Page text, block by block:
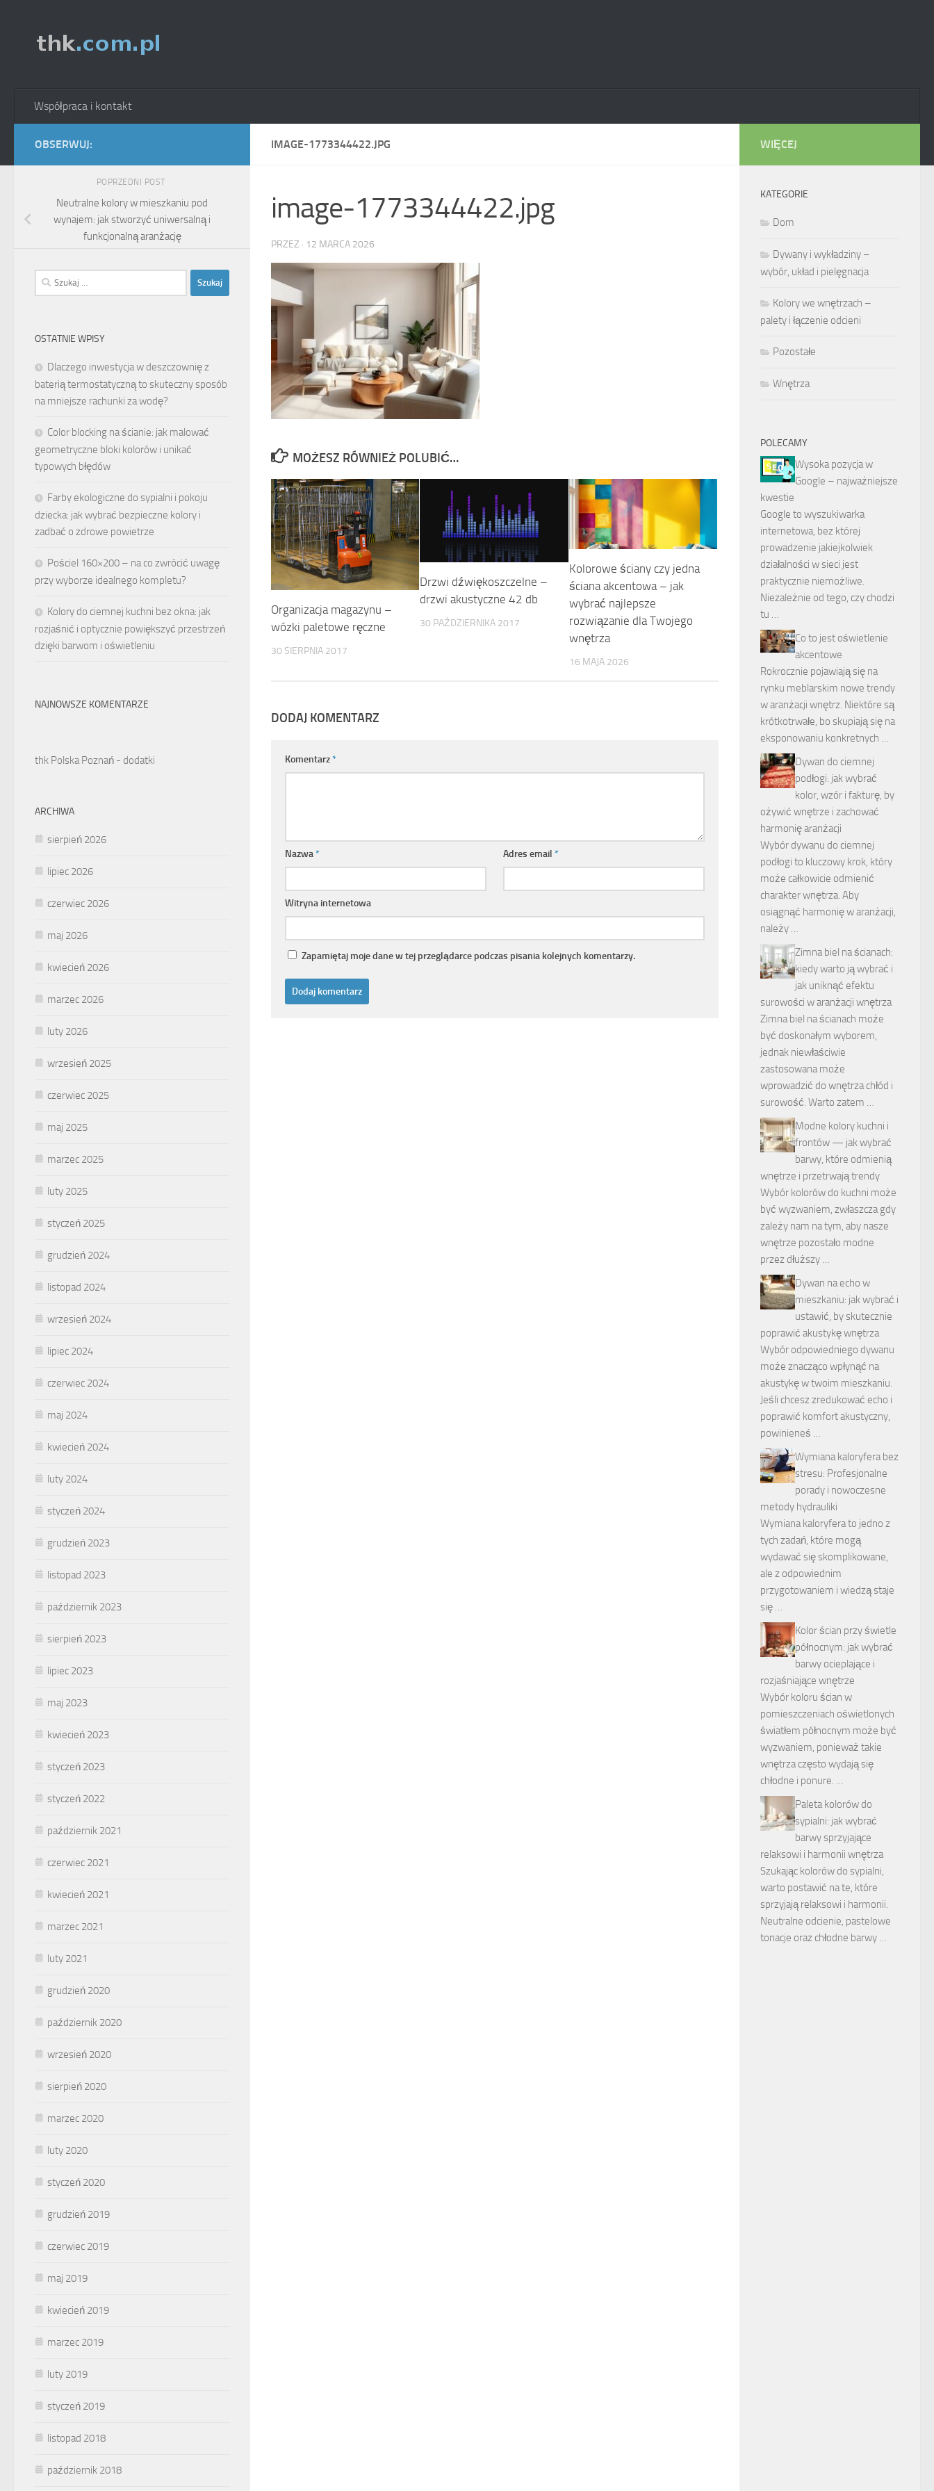
Współpraca i kontakt
IMAGE-1773344422.JPG
image-1773344422.jpg
PRZEZ · 12 MARCA 2026
MOŻESZ RÓWNIEŻ POLUBIĆ…
Organizacja magazynu –
wózki paletowe ręczne
30 SIERPNIA 2017
Drzwi dźwiękoszczelne –
drzwi akustyczne 42 db
30 PAŹDZIERNIKA 2017
Kolorowe ściany czy jedna
ściana akcentowa – jak
wybrać najlepsze
rozwiązanie dla Twojego
wnętrza
16 MAJA 2026
DODAJ KOMENTARZ
Komentarz*
Nazwa* Adres email*
Witryna internetowa
Zapamiętaj moje dane w tej przeglądarce podczas pisania kolejnych komentarzy.
OBSERWUJ:
POPRZEDNI POST
Neutralne kolory w mieszkaniu pod
wynajem: jak stworzyć uniwersalną i
funkcjonalną aranżację
Szukaj:
OSTATNIE WPISY
Dlaczego inwestycja w deszczownię z
baterią termostatyczną to skuteczny sposób
na mniejsze rachunki za wodę?
Color blocking na ścianie: jak malować
geometryczne bloki kolorów i unikać
typowych błędów
Farby ekologiczne do sypialni i pokoju
dziecka: jak wybrać bezpieczne kolory i
zadbać o zdrowe powietrze
Pościel 160×200 – na co zwrócić uwagę
przy wyborze idealnego kompletu?
Kolory do ciemnej kuchni bez okna: jak
rozjaśnić i optycznie powiększyć przestrzeń
dzięki barwom i oświetleniu
NAJNOWSZE KOMENTARZE
thk Polska Poznań - dodatki
ARCHIWA
sierpień 2026
lipiec 2026
czerwiec 2026
maj 2026
kwiecień 2026
marzec 2026
luty 2026
wrzesień 2025
czerwiec 2025
maj 2025
marzec 2025
luty 2025
styczeń 2025
grudzień 2024
listopad 2024
wrzesień 2024
lipiec 2024
czerwiec 2024
maj 2024
kwiecień 2024
luty 2024
styczeń 2024
grudzień 2023
listopad 2023
październik 2023
sierpień 2023
lipiec 2023
maj 2023
kwiecień 2023
styczeń 2023
styczeń 2022
październik 2021
czerwiec 2021
kwiecień 2021
marzec 2021
luty 2021
grudzień 2020
październik 2020
wrzesień 2020
sierpień 2020
marzec 2020
luty 2020
styczeń 2020
grudzień 2019
czerwiec 2019
maj 2019
kwiecień 2019
marzec 2019
luty 2019
styczeń 2019
listopad 2018
październik 2018
WIĘCEJ
KATEGORIE
Dom
Dywany i wykładziny –
wybór, układ i pielęgnacja
Kolory we wnętrzach –
palety i łączenie odcieni
Pozostałe
Wnętrza
POLECAMY
Wysoka pozycja w
Google – najważniejsze
kwestie
Google to wyszukiwarka
internetowa, bez której
prowadzenie jakiejkolwiek
działalności w sieci jest
praktycznie niemożliwe.
Niezależnie od tego, czy chodzi
tu …
Co to jest oświetlenie
akcentowe
Rokrocznie pojawiają się na
rynku meblarskim nowe trendy
w aranżacji wnętrz. Niektóre są
krótkotrwałe, bo skupiają się na
eksponowaniu konkretnych …
Dywan do ciemnej
podłogi: jak wybrać
kolor, wzór i fakturę, by
ożywić wnętrze i zachować
harmonię aranżacji
Wybór dywanu do ciemnej
podłogi to kluczowy krok, który
może całkowicie odmienić
charakter wnętrza. Aby
osiągnąć harmonię w aranżacji,
należy …
Zimna biel na ścianach:
kiedy warto ją wybrać i
jak uniknąć efektu
surowości w aranżacji wnętrza
Zimna biel na ścianach może
być doskonałym wyborem,
jednak niewłaściwie
zastosowana może
wprowadzić do wnętrza chłód i
surowość. Warto zatem …
Modne kolory kuchni i
frontów — jak wybrać
barwy, które odmienią
wnętrze i przetrwają trendy
Wybór kolorów do kuchni może
być wyzwaniem, zwłaszcza gdy
zależy nam na tym, aby nasze
wnętrze pozostało modne
przez dłuższy …
Dywan na echo w
mieszkaniu: jak wybrać i
ustawić, by skutecznie
poprawić akustykę wnętrza
Wybór odpowiedniego dywanu
może znacząco wpłynąć na
akustykę w twoim mieszkaniu.
Jeśli chcesz zredukować echo i
poprawić komfort akustyczny,
powinieneś …
Wymiana kaloryfera bez
stresu: Profesjonalne
porady i nowoczesne
metody hydrauliki
Wymiana kaloryfera to jedno z
tych zadań, które mogą
wydawać się skomplikowane,
ale z odpowiednim
przygotowaniem i wiedzą staje
się …
Kolor ścian przy świetle
północnym: jak wybrać
barwy ocieplające i
rozjaśniające wnętrze
Wybór koloru ścian w
pomieszczeniach oświetlonych
światłem północnym może być
wyzwaniem, ponieważ takie
wnętrza często wydają się
chłodne i ponure. …
Paleta kolorów do
sypialni: jak wybrać
barwy sprzyjające
relaksowi i harmonii wnętrza
Szukając kolorów do sypialni,
warto postawić na te, które
sprzyjają relaksowi i harmonii.
Neutralne odcienie, pastelowe
tonacje oraz chłodne barwy …